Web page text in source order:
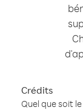
Crédits
Quel que soit